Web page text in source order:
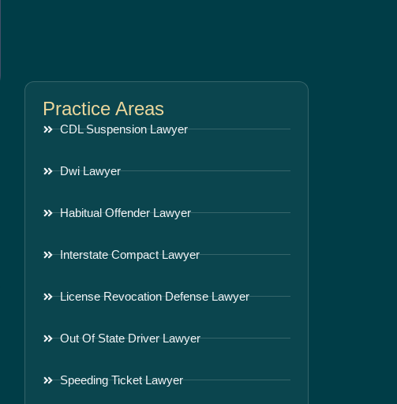
Practice Areas
CDL Suspension Lawyer
Dwi Lawyer
Habitual Offender Lawyer
Interstate Compact Lawyer
License Revocation Defense Lawyer
Out Of State Driver Lawyer
Speeding Ticket Lawyer